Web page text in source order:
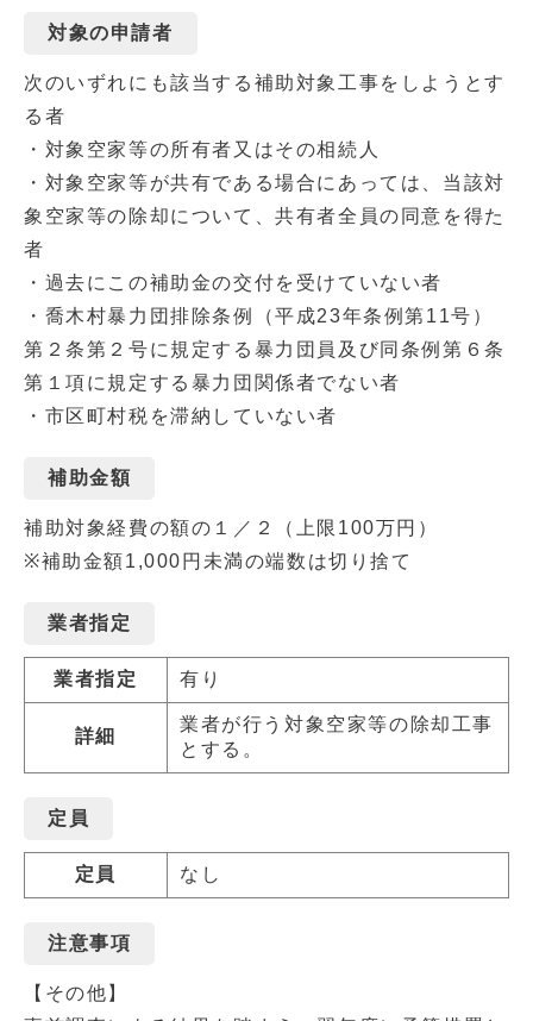
対象の申請者
次のいずれにも該当する補助対象工事をしようとす
る者
・対象空家等の所有者又はその相続人
・対象空家等が共有である場合にあっては、当該対
象空家等の除却について、共有者全員の同意を得た
者
・過去にこの補助金の交付を受けていない者
・喬木村暴力団排除条例（平成23年条例第11号）
第２条第２号に規定する暴力団員及び同条例第６条
第１項に規定する暴力団関係者でない者
・市区町村税を滞納していない者
補助金額
補助対象経費の額の１／２（上限100万円）
※補助金額1,000円未満の端数は切り捨て
業者指定
業者指定 有り
詳細
業者が行う対象空家等の除却工事
とする。
定員
定員 なし
注意事項
【その他】